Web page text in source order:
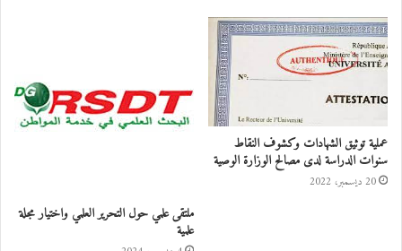
عملية توثيق الشهادات وكشوف النقاط
سنوات الدراسة لدى مصالح الوزارة الوصية
20 ديسمبر، 2022
ملتقى علمي حول التحرير العلمي واختيار مجلة
علمية